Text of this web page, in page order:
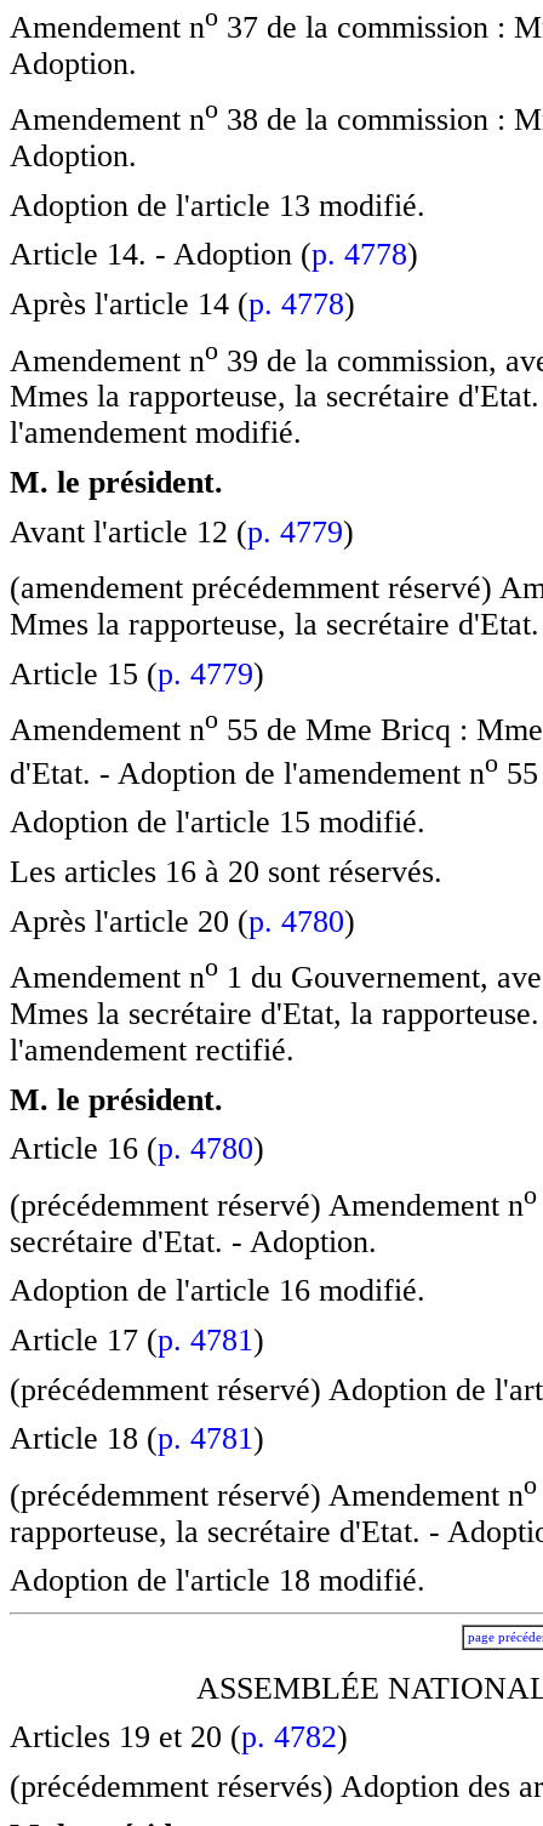
Amendement no 37 de la commission :
Adoption.
Amendement no 38 de la commission :
Adoption.
Adoption de l'article 13 modifié.
Article 14. - Adoption (p. 4778)
Après l'article 14 (p. 4778)
Amendement no 39 de la commission,
Mmes la rapporteuse, la secrétaire
l'amendement modifié.
M. le président.
Avant l'article 12 (p. 4779)
(amendement précédemment réservé)
Mmes la rapporteuse, la secrétaire
Article 15 (p. 4779)
Amendement no 55 de Mme Bricq :
d'Etat. - Adoption de l'amendement no
Adoption de l'article 15 modifié.
Les articles 16 à 20 sont réservés.
Après l'article 20 (p. 4780)
Amendement no 1 du Gouvernement,
Mmes la secrétaire d'Etat, la
l'amendement rectifié.
M. le président.
Article 16 (p. 4780)
(précédemment réservé) Amendement no
secrétaire d'Etat. - Adoption.
Adoption de l'article 16 modifié.
Article 17 (p. 4781)
(précédemment réservé) Adoption de
Article 18 (p. 4781)
(précédemment réservé) Amendement no
rapporteuse, la secrétaire d'Etat. -
Adoption de l'article 18 modifié.
page
ASSEMBLÉE
Articles 19 et 20 (p. 4782)
(précédemment réservés) Adoption des